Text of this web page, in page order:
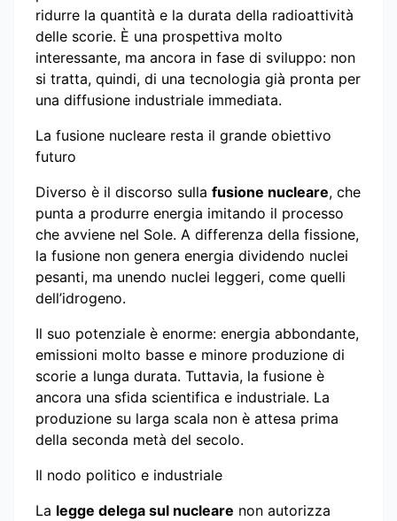
ridurre la quantità e la durata della radioattività
delle scorie. È una prospettiva molto
interessante, ma ancora in fase di sviluppo: non
si tratta, quindi, di una tecnologia già pronta per
una diffusione industriale immediata.
La fusione nucleare resta il grande obiettivo
futuro
Diverso è il discorso sulla fusione nucleare, che
punta a produrre energia imitando il processo
che avviene nel Sole. A differenza della fissione,
la fusione non genera energia dividendo nuclei
pesanti, ma unendo nuclei leggeri, come quelli
dell’idrogeno.
Il suo potenziale è enorme: energia abbondante,
emissioni molto basse e minore produzione di
scorie a lunga durata. Tuttavia, la fusione è
ancora una sfida scientifica e industriale. La
produzione su larga scala non è attesa prima
della seconda metà del secolo.
Il nodo politico e industriale
La legge delega sul nucleare non autorizza